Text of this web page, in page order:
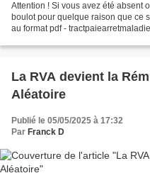
Attention ! Si vous avez été absent
boulot pour quelque raison que ce
au format pdf -
La RVA devient la
Aléatoire
Publié le 05/05/2025 à 17:32
Par Franck D